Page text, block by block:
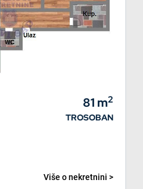
81 m2
TROSOBAN
Više o nekretnini >